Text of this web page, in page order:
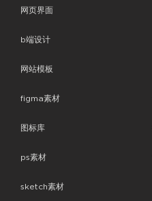
网页界面
b端设计
网站模板
figma素材
图标库
ps素材
sketch素材